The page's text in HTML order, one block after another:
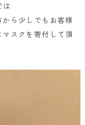
は
ら少しでもお客様
スクを寄付して頂